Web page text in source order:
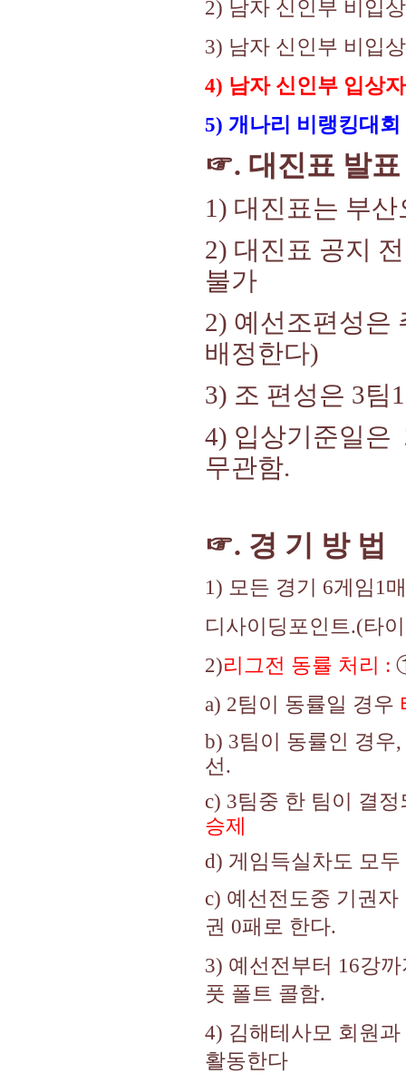
2) 남자 신인부 비입
3) 남자 신인부 비입
4) 남자 신인부 입상
5) 개나리 비랭킹대
☞. 대진표 발표
1) 대진표는 부
2) 대진표 공지
불가
2) 예선조편성은
배정한다)
3) 조 편성은 3팀
4) 입상기준일은
무관함.
☞. 경 기 방 법
1) 모든 경기 6게임1
디사이딩포인트.(타
2)리그전 동률 처리 :
a) 2팀이 동률일 경우
b) 3팀이 동률인 경우
선.
c) 3팀중 한 팀이 결
승제
d) 게임득실차도 모
c) 예선전도중 기권
권 0패로 한다.
3) 예선전부터 16강
풋 폴트 콜함.
4) 김해테사모 회원
활동한다